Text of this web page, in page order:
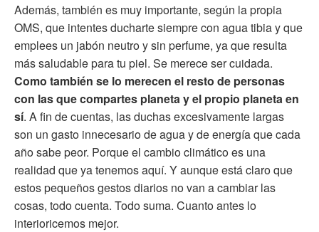
Además, también es muy importante, según la propia
OMS, que intentes ducharte siempre con agua tibia y que
emplees un jabón neutro y sin perfume, ya que resulta
más saludable para tu piel. Se merece ser cuidada.
Como también se lo merecen el resto de personas
con las que compartes planeta y el propio planeta en
sí. A fin de cuentas, las duchas excesivamente largas
son un gasto innecesario de agua y de energía que cada
año sabe peor. Porque el cambio climático es una
realidad que ya tenemos aquí. Y aunque está claro que
estos pequeños gestos diarios no van a cambiar las
cosas, todo cuenta. Todo suma. Cuanto antes lo
interioricemos mejor.